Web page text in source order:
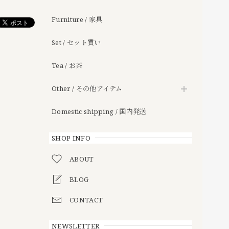
Furniture / 家具
Set / セット買い
Tea / お茶
Other / その他アイテム
Domestic shipping / 国内発送
SHOP INFO
ABOUT
BLOG
CONTACT
NEWSLETTER